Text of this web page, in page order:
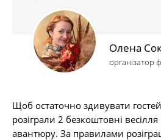
Олена
організатор
Щоб остаточно здивувати
розіграли 2 безкоштовні весілля
авантюру. За правилами